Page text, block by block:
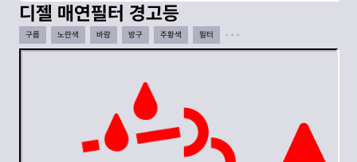
디젤 매연필터 경고등
구름 노란색 바람 방구 주황색 필터